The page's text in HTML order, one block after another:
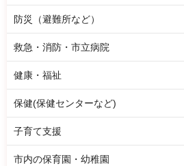
防災（避難所など）
救急・消防・市立病院
健康・福祉
保健(保健センターなど)
子育て支援
市内の保育園・幼稚園